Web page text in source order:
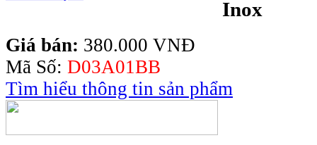
Inox
Giá bán: 380.000 VNĐ
Mã Số: D03A01BB
Tìm hiểu thông tin sản phẩm